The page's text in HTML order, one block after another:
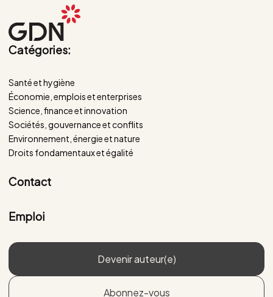
Catégories:
Santé et hygiène
Économie, emplois et enterprises
Science, finance et innovation
Sociétés, gouvernance et conflits
Environnement, énergie et nature
Droits fondamentaux et égalité
Contact
Emploi
Devenir auteur(e)
Abonnez-vous